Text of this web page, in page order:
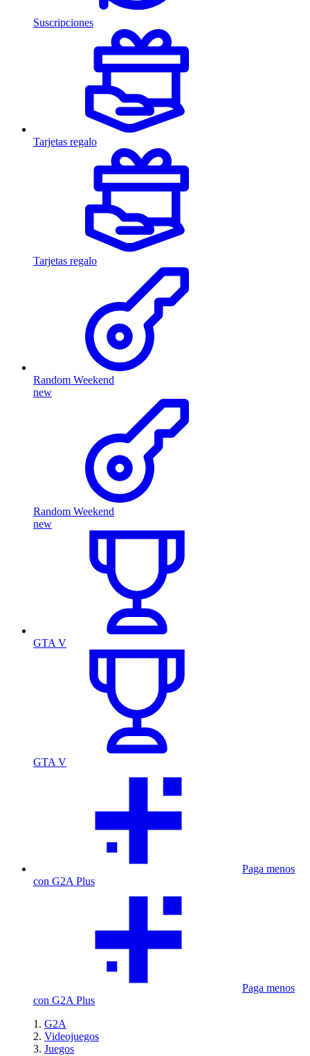
Suscripciones
Tarjetas regalo
Tarjetas regalo
Random Weekend
new
Random Weekend
new
GTA V
GTA V
Paga menos
con G2A Plus
Paga menos
con G2A Plus
G2A
Videojuegos
Juegos